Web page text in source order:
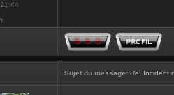
Sujet du message: Re: Incident